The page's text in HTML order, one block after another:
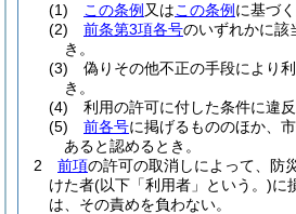
(1)
この条例 又はこの条例 に基づ
(2)
前条第3項各号のいずれかに該
き。
(3)
偽りその他不正の手段により
き。
(4)
利用の許可に付した条件に違反
(5)
前各号に掲げるもののほか、
あると認めるとき。
2
前項の許可の取消しによって、防
けた者(以下「利用者」という。)に
は、その責めを負わない。